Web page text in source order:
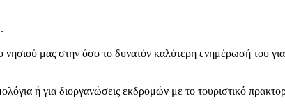
μας στην όσο το δυνατόν καλύτερη ενημέρωσή του
ή για διοργανώσεις εκδρομών με το τουριστικό